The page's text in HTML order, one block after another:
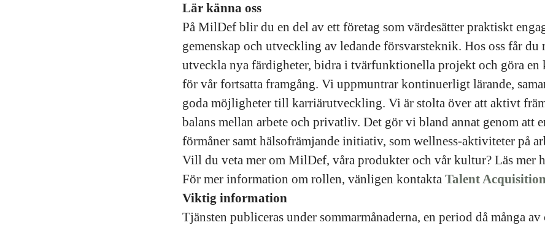
Lär känna oss
På MilDef blir du en del av ett företag som värdesätter praktiskt
gemenskap och utveckling av ledande försvarsteknik. Hos oss får
utveckla nya färdigheter, bidra i tvärfunktionella projekt och göra
för vår fortsatta framgång. Vi uppmuntrar kontinuerligt lärande,
goda möjligheter till karriärutveckling. Vi är stolta över att aktivt
balans mellan arbete och privatliv. Det gör vi bland annat genom att
förmåner samt hälsofrämjande initiativ, som wellness-aktiviteter på
Vill du veta mer om MilDef, våra produkter och vår kultur? Läs mer
För mer information om rollen, vänligen kontakta Talent
Viktig information
Tjänsten publiceras under sommarmånaderna, en period då många